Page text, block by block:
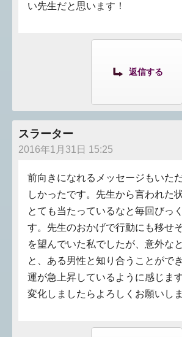
い先生だと思います！
返信する
スラーター
2016年1月31日 15:25
前向きになれるメッセージもいた
しかったです。先生から言われた
とても当たっているなと毎回びっ
す。先生のおかげで行動にも移せ
を望んでいた私でしたが、意外な
と、ある男性と知り合うことがで
運が急上昇しているように感じま
変化しましたらよろしくお願いしま